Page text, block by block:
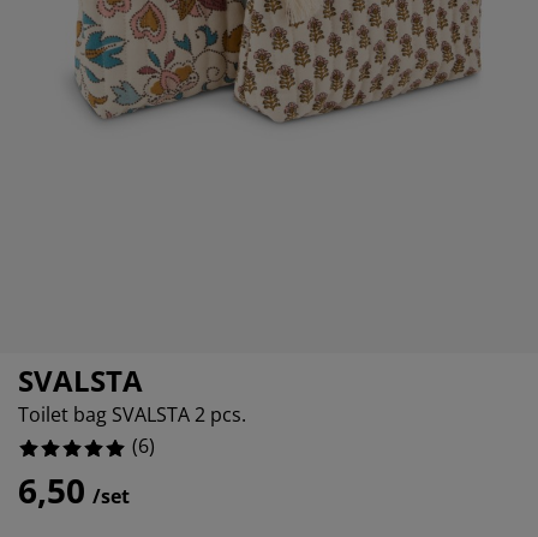
SVALSTA
Toilet bag SVALSTA 2 pcs.
(6)
6,50 /set